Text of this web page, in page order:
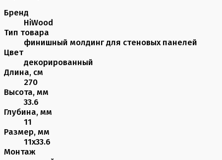
Бренд
HiWood
Тип товара
финишный молдинг для стеновых панелей
Цвет
декорированный
Длина, см
270
Высота, мм
33.6
Глубина, мм
11
Размер, мм
11х33.6
Монтаж